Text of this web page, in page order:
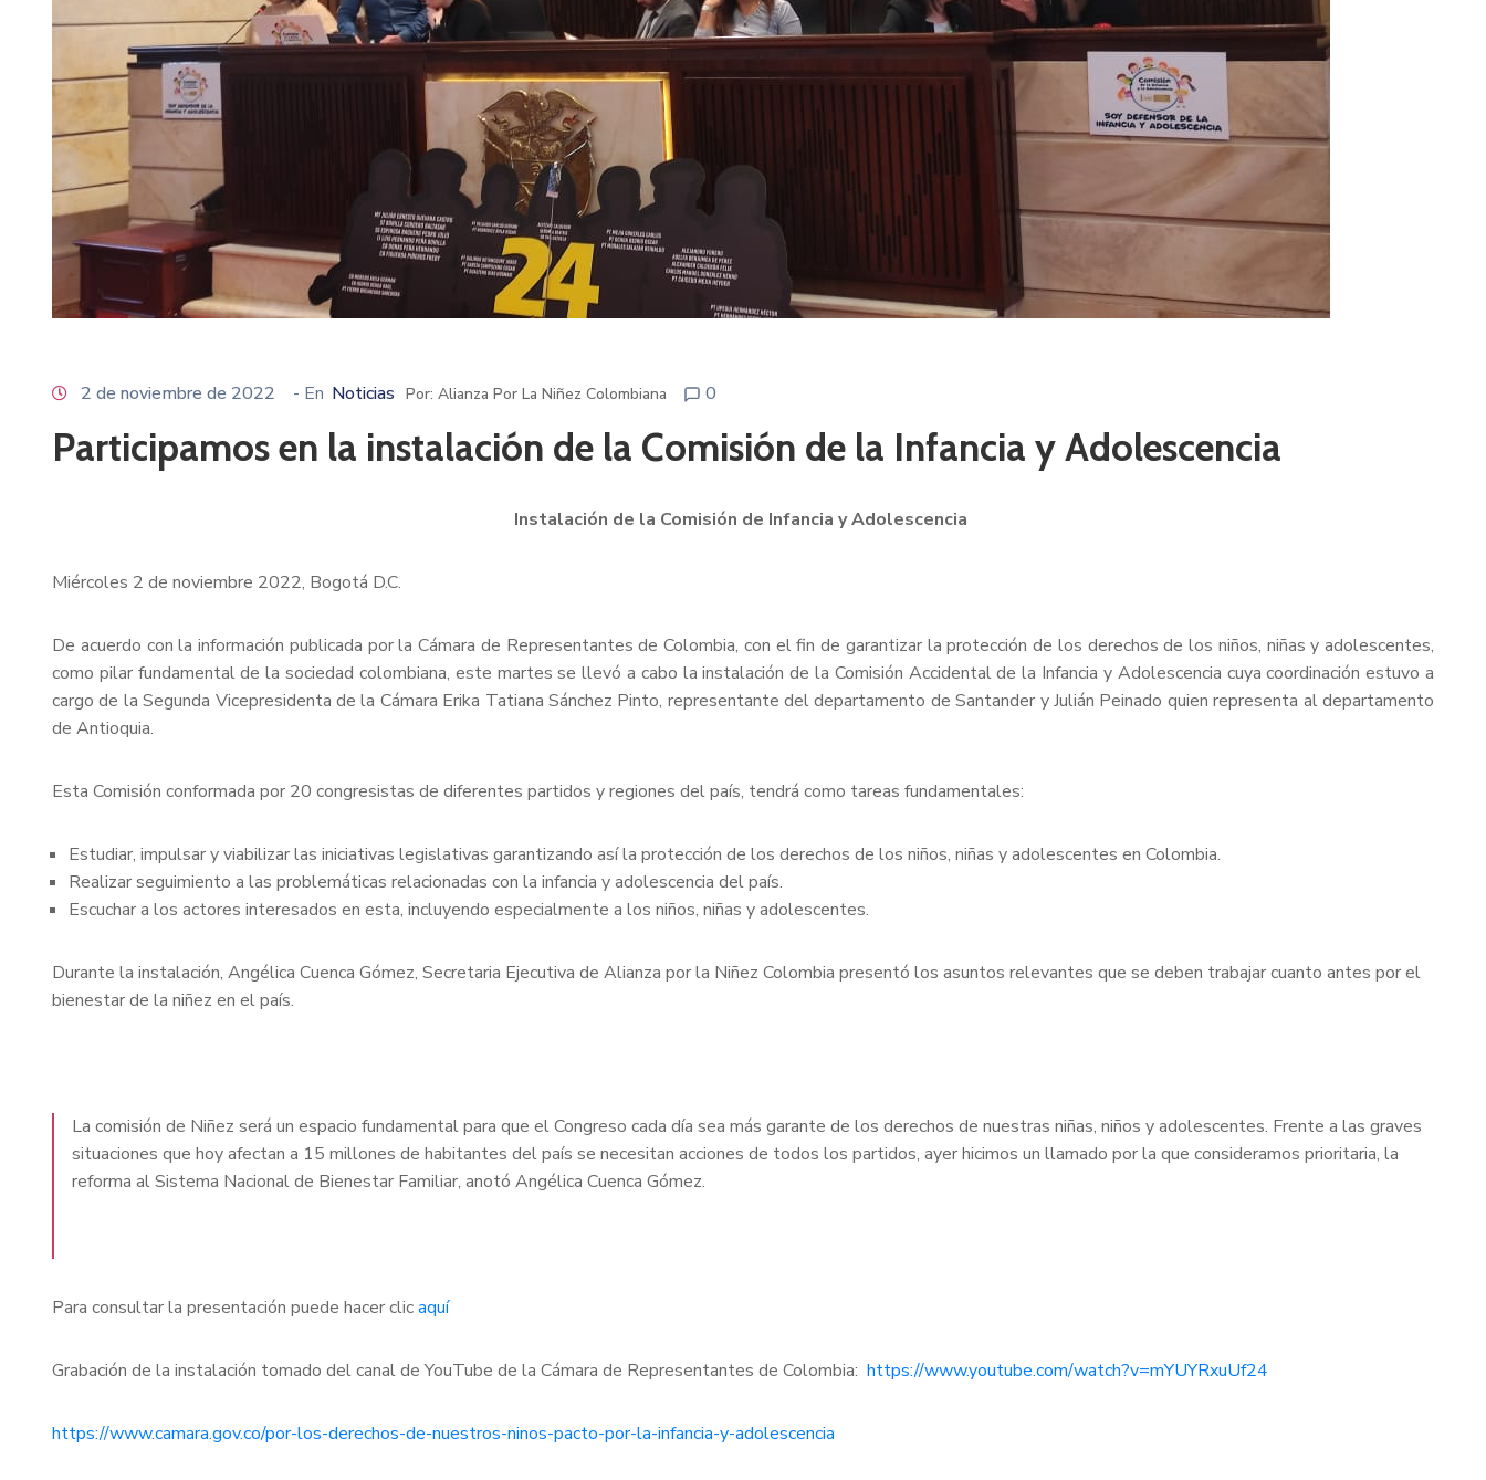
2 de noviembre de 2022 - En Noticias Por: Alianza Por La Niñez Colombiana 0
Participamos en la instalación de la Comisión de la Infancia y Adolescencia
Instalación de la Comisión de Infancia y Adolescencia
Miércoles 2 de noviembre 2022, Bogotá D.C.
De acuerdo con la información publicada por la Cámara de Representantes de Colombia, con el fin de garantizar la protección de los derechos de los niños, niñas y adolescentes,
como pilar fundamental de la sociedad colombiana, este martes se llevó a cabo la instalación de la Comisión Accidental de la Infancia y Adolescencia cuya coordinación estuvo a
cargo de la Segunda Vicepresidenta de la Cámara Erika Tatiana Sánchez Pinto, representante del departamento de Santander y Julián Peinado quien representa al departamento
de Antioquia.
Esta Comisión conformada por 20 congresistas de diferentes partidos y regiones del país, tendrá como tareas fundamentales:
Estudiar, impulsar y viabilizar las iniciativas legislativas garantizando así la protección de los derechos de los niños, niñas y adolescentes en Colombia.
Realizar seguimiento a las problemáticas relacionadas con la infancia y adolescencia del país.
Escuchar a los actores interesados en esta, incluyendo especialmente a los niños, niñas y adolescentes.
Durante la instalación, Angélica Cuenca Gómez, Secretaria Ejecutiva de Alianza por la Niñez Colombia presentó los asuntos relevantes que se deben trabajar cuanto antes por el
bienestar de la niñez en el país.
La comisión de Niñez será un espacio fundamental para que el Congreso cada día sea más garante de los derechos de nuestras niñas, niños y adolescentes. Frente a las graves
situaciones que hoy afectan a 15 millones de habitantes del país se necesitan acciones de todos los partidos, ayer hicimos un llamado por la que consideramos prioritaria, la
reforma al Sistema Nacional de Bienestar Familiar, anotó Angélica Cuenca Gómez.
Para consultar la presentación puede hacer clicaquí
Grabación de la instalación tomado del canal de YouTube de la Cámara de Representantes de Colombia: https://www.youtube.com/watch?v=mYUYRxuUf24
https://www.camara.gov.co/por-los-derechos-de-nuestros-ninos-pacto-por-la-infancia-y-adolescencia